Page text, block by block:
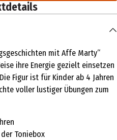
mit Affe Marty“
ihre Energie gezielt einsetzen
Figur ist für Kinder ab 4 Jahren
voller lustiger Übungen zum
Toniebox